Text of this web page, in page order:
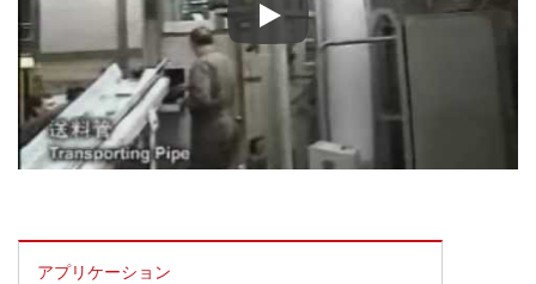
エヴァ、プラスチック、靴の
アプリケーション